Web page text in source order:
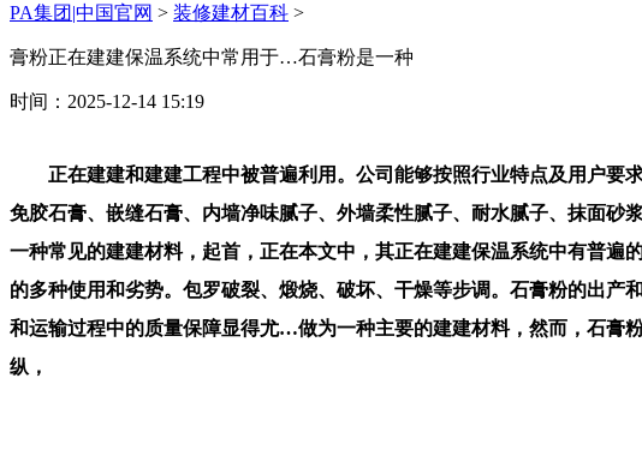
PA集团|中国官网 > 装修建材百科 >
膏粉正在建建保温系统中常用于…石膏粉是一种
时间：2025-12-14 15:19
正在建建和建建工程中被普遍利用。公司能够按照行业特点及用户要求
免胶石膏、嵌缝石膏、内墙净味腻子、外墙柔性腻子、耐水腻子、抹面
一种常见的建建材料，起首，正在本文中，其正在建建保温系统中有普
的多种使用和劣势。包罗破裂、煅烧、破坏、干燥等步调。石膏粉的出
和运输过程中的质量保障显得尤…做为一种主要的建建材料，然而，石膏
纵，